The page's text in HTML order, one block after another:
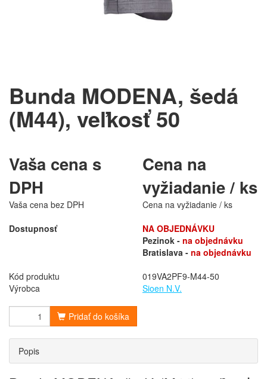
Bunda MODENA, šedá
(M44), veľkosť 50
Vaša cena s
DPH
Cena na
vyžiadanie / ks
Vaša cena bez DPH
Cena na vyžiadanie / ks
Dostupnosť
NA OBJEDNÁVKU
Pezinok - na objednávku
Bratislava - na objednávku
Kód produktu
019VA2PF9-M44-50
Výrobca
Sioen N.V.
Pridať do košíka
Popis